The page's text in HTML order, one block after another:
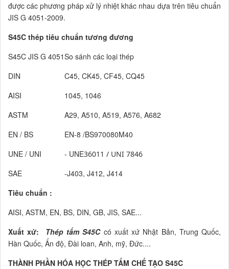
được các phương pháp xử lý nhiệt khác nhau dựa trên tiêu chuẩn
JIS G 4051-2009.
S45C thép tiêu chuẩn tương đương
S45C JIS G 4051So sánh các loại thép
DIN
C45, CK45, CF45, CQ45
AISI
1045, 1046
ASTM
A29, A510, A519, A576, A682
EN / BS
EN-8 /BS970080M40
UNE / UNI
- UNE36011 / UNI 7846
SAE
-J403, J412, J414
Tiêu chuẩn :
AISI, ASTM, EN, BS, DIN, GB, JIS, SAE...
Xuất xứ: Thép tấm S45Ccó xuất xứ Nhật Bản, Trung Quốc,
Hàn Quốc, Ấn độ, Đài loan, Anh, mỹ, Đức....
THÀNH PHẦN HÓA HỌC THÉP TẤM CHẾ TẠO S45C